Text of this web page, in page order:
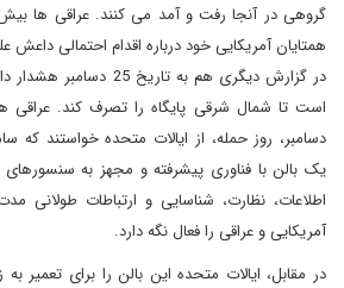
گروهی در آنجا رفت و آمد می کنند. عراقی ها
همتایان آمریکایی خود درباره اقدام احتمالی داعش
در گزارش دیگری هم به
دسامبر، روز حمله، از ایالات متحده خواستند که
یک بالن با فناوری پیشرفته و مجهز به سنسورهای
اطلاعات، نظارت، شناسایی و ارتباطات طولانی
آمریکایی و عراقی را فعال نگه دارد.
در مقابل، ایالات متحده این بالن را برای تعمیر